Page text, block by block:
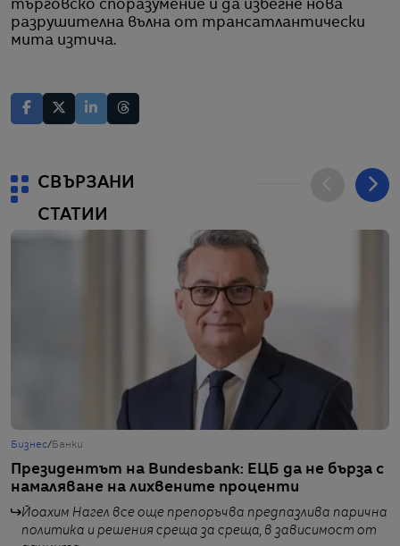
търговско споразумение и да избегне нова
разрушителна вълна от трансатлантически
мита изтича.
СВЪРЗАНИ
СТАТИИ
Бизнес/Банки
Президентът на Bundesbank: ЕЦБ да не бърза с
намаляване на лихвените проценти
Йоахим Нагел все още препоръчва предпазлива парична
политика и решения среща за среща, в зависимост от